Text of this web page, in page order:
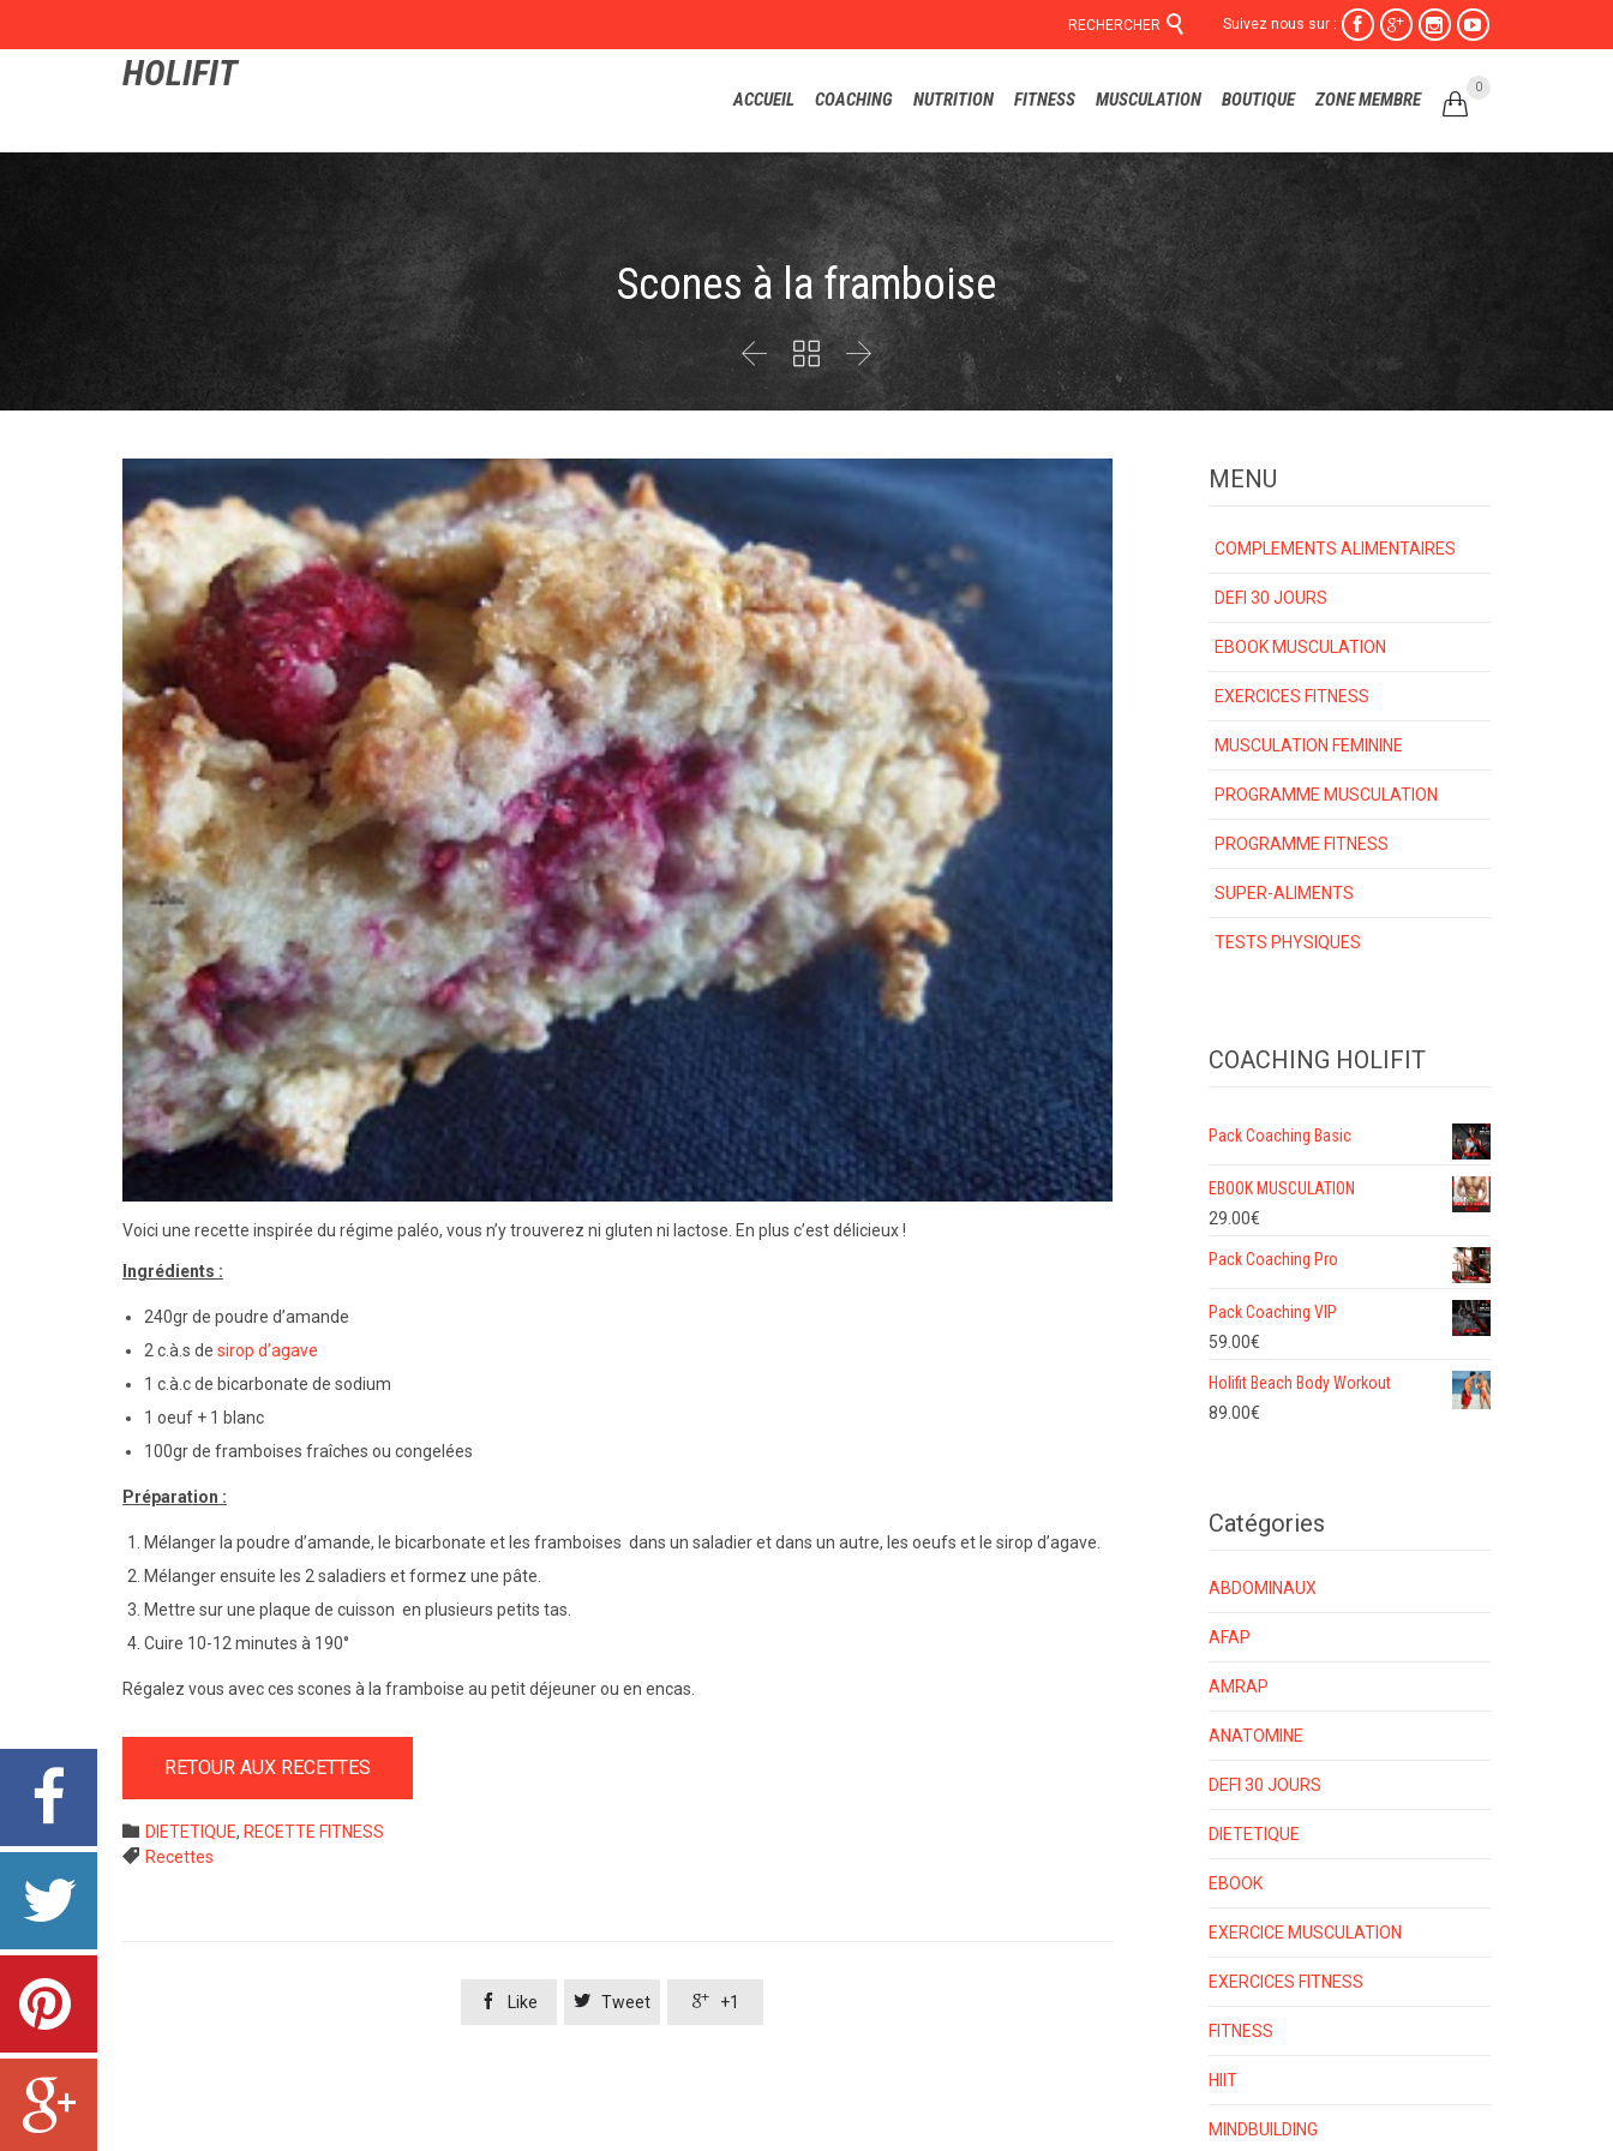
RECHERCHER  Suivez nous sur :    
HOLIFIT
to
ACCUEIL COACHING NUTRITION FITNESS MUSCULATION BOUTIQUE ZONE MEMBRE 
0
Scones à la framboise
  
Voici une recette inspirée du régime paléo, vous n’y trouverez ni gluten ni lactose. En plus c’est délicieux !
Ingrédients :
240gr de poudre d’amande
2 c.à.s desirop d’agave
1 c.à.c de bicarbonate de sodium
1 oeuf + 1 blanc
100gr de framboises fraîches ou congelées
Préparation :
Mélanger la poudre d’amande, le bicarbonate et les framboises dans un saladier et dans un autre, les oeufs et le sirop d’agave.
Mélanger ensuite les 2 saladiers et formez une pâte.
Mettre sur une plaque de cuisson en plusieurs petits tas.
Cuire 10-12 minutes à 190°
Régalez vous avec ces scones à la framboise au petit déjeuner ou en encas.
RETOUR AUX RECETTES
 Category
DIETETIQUE, RECETTE FITNESS
 Tags
Recettes
 Like  Tweet  +1
MENU
COMPLEMENTS ALIMENTAIRES
DEFI 30 JOURS
EBOOK MUSCULATION
EXERCICES FITNESS
MUSCULATION FEMININE
PROGRAMME MUSCULATION
PROGRAMME FITNESS
SUPER-ALIMENTS
TESTS PHYSIQUES
COACHING HOLIFIT
Pack Coaching Basic
EBOOK MUSCULATION
29.00€
Pack Coaching Pro
Pack Coaching VIP
59.00€
Holifit Beach Body Workout
89.00€
Catégories
ABDOMINAUX
AFAP
AMRAP
ANATOMINE
DEFI 30 JOURS
DIETETIQUE
EBOOK
EXERCICE MUSCULATION
EXERCICES FITNESS
FITNESS
HIIT
MINDBUILDING